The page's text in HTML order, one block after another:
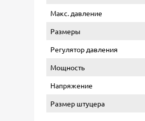
Макс. давление
Размеры
Регулятор давления
Мощность
Напряжение
Размер штуцера